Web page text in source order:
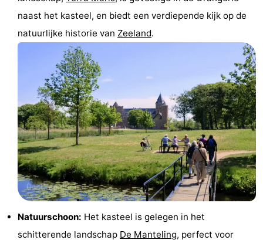
Maneges
Golfbanen
Eten
drinken
Evenementen
Praktisch
Forum
Route
Nieuws
naast het kasteel, en biedt een verdiepende kijk op de
natuurlijke historie van Zeeland.
Natuurschoon: Het kasteel is gelegen in het
schitterende landschap De Manteling, perfect voor